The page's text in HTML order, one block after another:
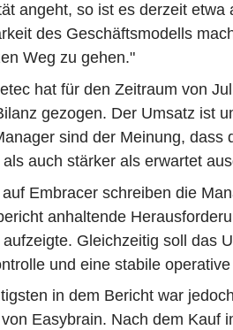
angeht, so ist es derzeit etwa
des Geschäftsmodells
Weg zu gehen."
hat für den Zeitraum von
gezogen. Der Umsatz ist
sind der Meinung, dass
auch stärker als erwartet
Embracer schreiben die
anhaltende
Gleichzeitig soll das
und eine stabile
in dem Bericht war
Easybrain. Nach dem Kauf